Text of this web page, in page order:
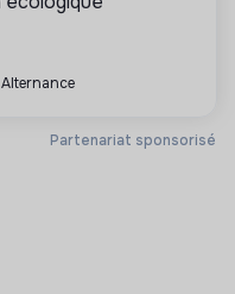
Partenariat sponsorisé
Alternance